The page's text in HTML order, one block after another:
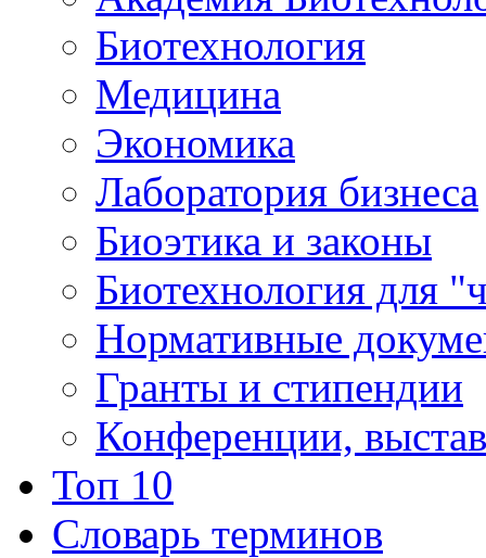
Биотехнология
Медицина
Экономика
Лаборатория бизнеса
Биоэтика и законы
Биотехнология для
Нормативные
Гранты и стипендии
Конференции,
Топ 10
Словарь терминов